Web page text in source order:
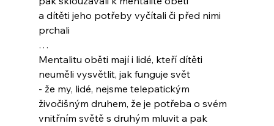
a dítěti jeho potřeby vyčítali či před nimi
prchali
…
Mentalitu oběti mají i lidé, kteří dítěti
neuměli vysvětlit, jak funguje svět
- že my, lidé, nejsme telepatickým
živočišným druhem, že je potřeba o svém
vnitřním světě s druhým mluvit a pak